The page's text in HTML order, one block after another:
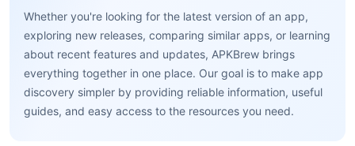
Whether you're looking for the latest version of an app,
exploring new releases, comparing similar apps, or learning
about recent features and updates, APKBrew brings
everything together in one place. Our goal is to make app
discovery simpler by providing reliable information, useful
guides, and easy access to the resources you need.